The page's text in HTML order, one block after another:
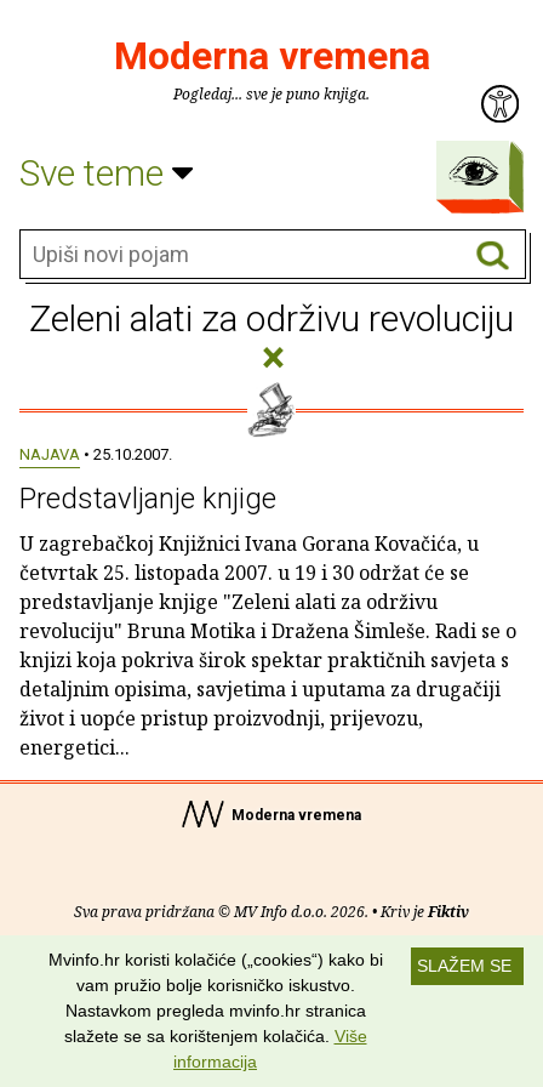
Moderna vremena
Pogledaj... sve je puno knjiga.
Sve teme
Zeleni alati za održivu revoluciju
×
NAJAVA • 25.10.2007.
Predstavljanje knjige
U zagrebačkoj Knjižnici Ivana Gorana Kovačića, u
četvrtak 25. listopada 2007. u 19 i 30 održat će se
predstavljanje knjige "Zeleni alati za održivu
revoluciju" Bruna Motika i Dražena Šimleše. Radi se o
knjizi koja pokriva širok spektar praktičnih savjeta s
detaljnim opisima, savjetima i uputama za drugačiji
život i uopće pristup proizvodnji, prijevozu,
energetici...
Moderna vremena
Sva prava pridržana © MV Info d.o.o. 2026. • Kriv jeFiktiv
O nama• Pomoć•Uvjeti korištenja•RSS kanali
Potraži nas na:
SLAŽEM SE
Mvinfo.hr koristi kolačiće („cookies“) kako bi
vam pružio bolje korisničko iskustvo.
Nastavkom pregleda mvinfo.hr stranica
slažete se sa korištenjem kolačića. Više
informacija